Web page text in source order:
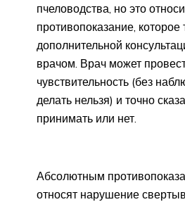
пчеловодства, но это
противопоказание, которое
дополнительной
врачом. Врач может
чувствительность (без
делать нельзя) и точно
принимать или нет.
Абсолютным
относят нарушение